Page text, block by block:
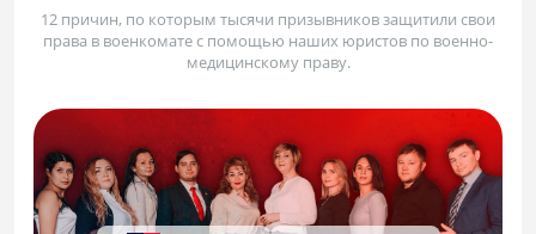
12 причин, по которым тысячи призывников защитили свои
права в военкомате с помощью наших юристов по военно-
медицинскому праву.